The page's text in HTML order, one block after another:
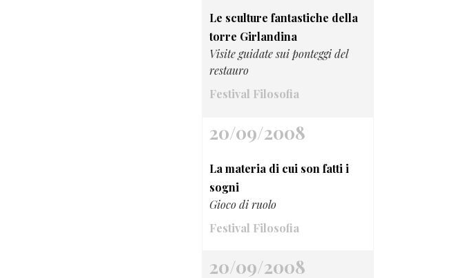
Le sculture fantastiche della
torre Girlandina
Visite guidate sui ponteggi del
restauro
Festival Filosofia
20/09/2008
La materia di cui son fatti i
sogni
Gioco di ruolo
Festival Filosofia
20/09/2008